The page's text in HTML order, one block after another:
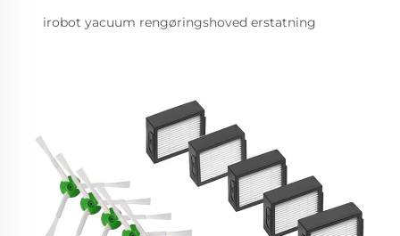
irobot yacuum rengøringshoved erstatning